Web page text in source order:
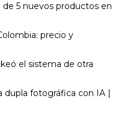
5 nuevos productos en
precio y
el sistema de otra
dupla fotográfica con IA |